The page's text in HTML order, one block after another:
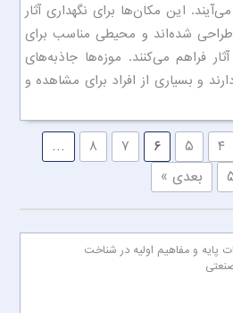
این مکان‌ها برای نگهداری آثار
شده‌اند و محیطی مناسب برای
فراهم می‌کنند. موزه‌ها جاذبه‌های
و بسیاری از افراد برای مشاهده و
۴ ۵ ۶ ۷ ۸
…
بعدی »
پایه و مفاهیم اولیه در شناخت